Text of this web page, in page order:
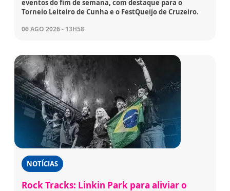
eventos do fim de semana, com destaque para o
Torneio Leiteiro de Cunha e o FestQueijo de Cruzeiro.
06 AGO 2026 - 13H58
NOTÍCIAS
Rock Tracks: Linkin Park para aliviar o